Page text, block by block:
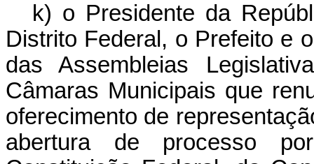
k) o Presidente da
Distrito Federal, o Prefeito e
das Assembleias
Câmaras Municipais que
oferecimento de
abertura de processo